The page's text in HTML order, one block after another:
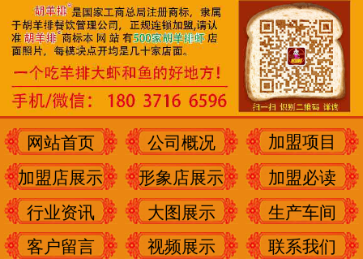
网站首页 公司概况
加盟项目
加盟店展示
形象店展示
加盟必读
行业资讯
大图展示
生产车间
客户留言
视频展示 联系我们